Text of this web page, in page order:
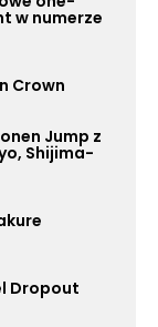
w numerze
Crown
Jump z
Shijima-
Dropout